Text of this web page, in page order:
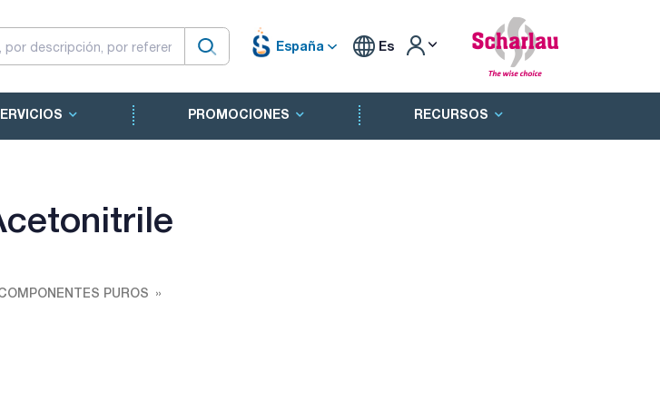
España Es
PROMOCIONES RECURSOS
PUROS